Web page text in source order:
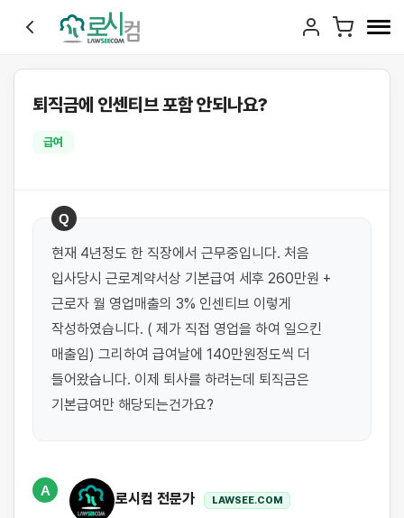
퇴직금에 인센티브 포함 안되나요?
급여
Q
현재 4년정도 한 직장에서 근무중입니다. 처음
입사당시 근로계약서상 기본급여 세후 260만원 +
근로자 월 영업매출의 3% 인센티브 이렇게
작성하였습니다. ( 제가 직접 영업을 하여 일으킨
매출임) 그리하여 급여날에 140만원정도씩 더
들어왔습니다. 이제 퇴사를 하려는데 퇴직금은
기본급여만 해당되는건가요?
A
로시컴 전문가 LAWSEE.COM